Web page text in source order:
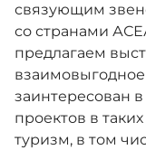
связующим
со странами
предлагаем
взаимовыгодное
заинтересован
проектов в
туризм, в том